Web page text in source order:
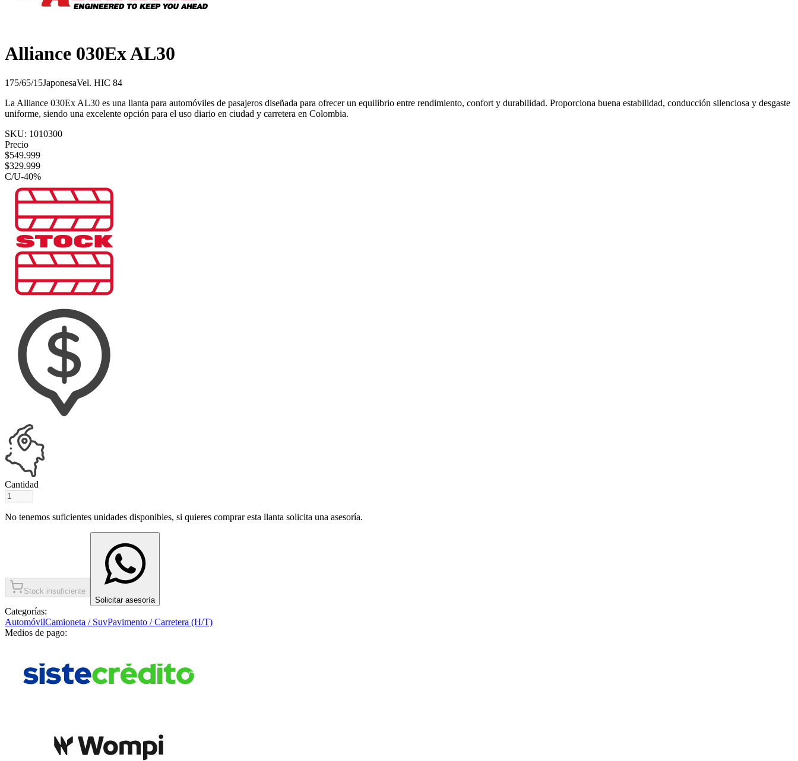
Alliance 030Ex AL30
175/65/15JaponesaVel. HIC 84
La Alliance 030Ex AL30 es una llanta para automóviles de pasajeros diseñada para ofrecer un equilibrio entre rendimiento, confort y durabilidad. Proporciona buena estabilidad, conducción silenciosa y desgaste
uniforme, siendo una excelente opción para el uso diario en ciudad y carretera en Colombia.
SKU: 1010300
Precio
$549.999
$329.999
C/U-40%
Cantidad
No tenemos suficientes unidades disponibles, si quieres comprar esta llanta solicita una asesoría.
Stock insuficiente
Solicitar asesoría
Categorías:
AutomóvilCamioneta / SuvPavimento / Carretera (H/T)
Medios de pago: